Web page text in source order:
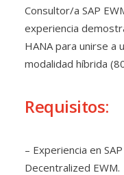
Consultor/a SAP
experiencia
HANA para unirse a
modalidad híbrida
Requisitos:
– Experiencia en
Decentralized EWM.